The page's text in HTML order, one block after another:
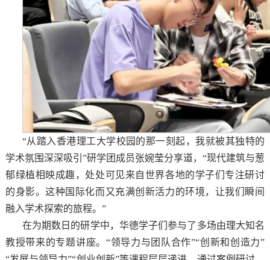
“从踏入香港理工大学校园的那一刻起，我就被其独特的
学术氛围深深吸引”研学团成员张婉莹分享道，“现代建筑与葱
郁绿植相映成趣，处处可见来自世界各地的学子们专注研讨
的身影。这种国际化而又充满创新活力的环境，让我们瞬间
融入学术探索的旅程。”
在为期数日的研学中，华德学子们参与了多场由理大知名
教授带来的专题讲座。“领导力与团队合作”“创新和创造力”